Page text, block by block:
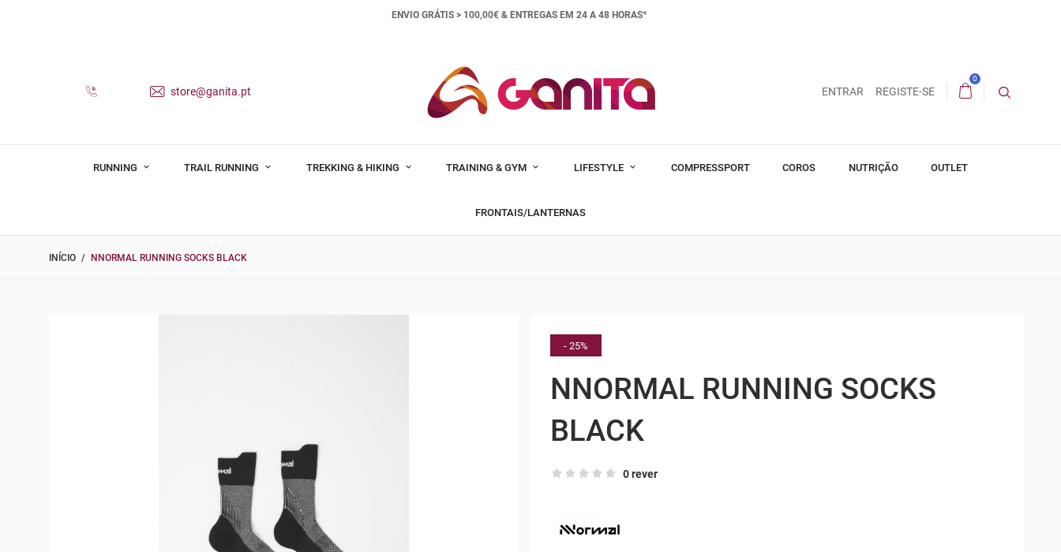
ENVIO GRÁTIS > 100,00€ & ENTREGAS EM 24 A 48 HORAS*
store@ganita.pt ENTRAR REGISTE-SE
0
RUNNING TRAIL RUNNING TREKKING & HIKING TRAINING & GYM LIFESTYLE COMPRESSPORT COROS NUTRIÇÃO OUTLET
FRONTAIS/LANTERNAS
INÍCIO NNORMAL RUNNING SOCKS BLACK
- 25%
NNORMAL RUNNING SOCKS
BLACK
0 rever